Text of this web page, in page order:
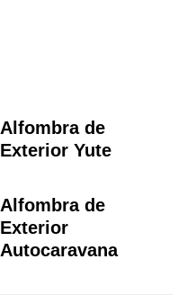
Alfombra de
Exterior Yute
Alfombra de
Exterior
Autocaravana